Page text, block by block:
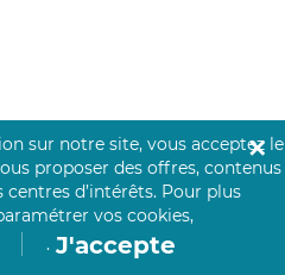
sur notre site, vous acceptez le
proposer des offres, contenus
centres d’intérêts. Pour plus
vos cookies,
. J'accepte
✕